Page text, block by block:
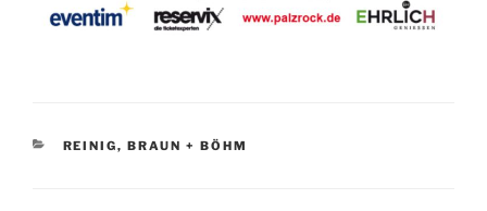
KATEGORIEN
REINIG, BRAUN + BÖHM